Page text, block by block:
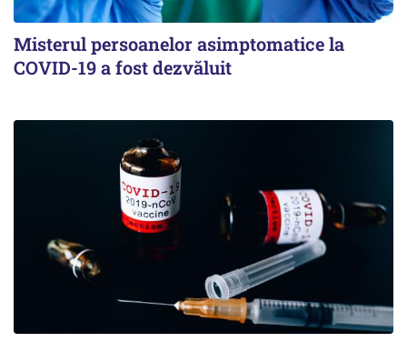
Misterul persoanelor asimptomatice la
COVID-19 a fost dezvăluit